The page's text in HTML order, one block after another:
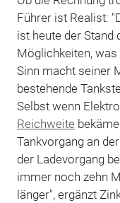
Führer ist Realist:
ist heute der Stand
Möglichkeiten,
Sinn macht seiner
bestehende
Selbst wenn
Reichweite
Tankvorgang an
der Ladevorgang
immer noch zehn
länger", ergänzt